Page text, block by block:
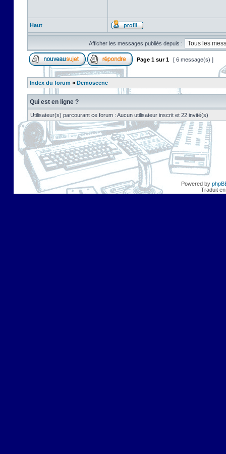
Haut
Afficher les messages publiés depuis :
Page 1 sur1 [ 6 message(s) ]
Index du forum » Demoscene
Qui est en ligne ?
Utilisateur(s) parcourant ce forum : Aucun utilisateur inscrit et 22 invité(s)
Powered by
Traduit